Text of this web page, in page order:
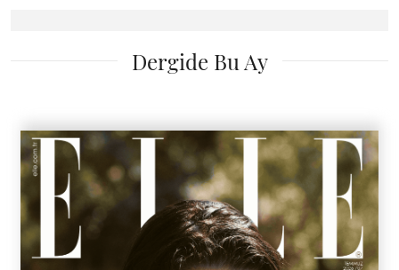
Dergide Bu Ay